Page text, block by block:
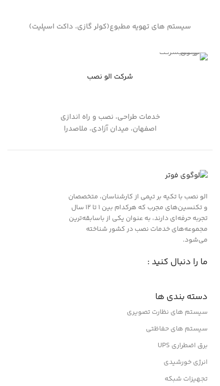
سیستم های تهویه مطبوع(کولر گازی، داکت اسپلیت)
شرکت الو نصب
خدمات طراحی، نصب و راه اندازی
اصفهان، میدان آزادی، ملاصدرا
الو نصب با تکیه بر تیمی از کارشناسان، متخصصان
و تکنسین‌های مجرب که هرکدام بین ۱ تا ۱۲ سال
تجربه حرفه‌ای دارند، به عنوان یکی از باسابقه‌ترین
مجموعه‌های خدمات نصب در کشور شناخته
می‌شود.
ما را دنبال کنید :
دسته بندی ها
سیستم های نظارت تصویری
سیستم های حفاظتی
برق اضطراری UPS
انرژی خورشیدی
تجهیزات شبکه